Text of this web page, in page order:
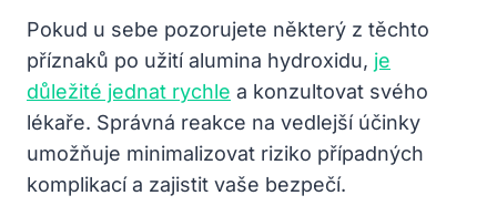
Pokud u sebe pozorujete některý z těchto
příznaků po užití alumina hydroxidu, je
důležité jednat rychle a konzultovat svého
lékaře. Správná reakce na vedlejší účinky
umožňuje minimalizovat riziko případných
komplikací a zajistit vaše bezpečí.